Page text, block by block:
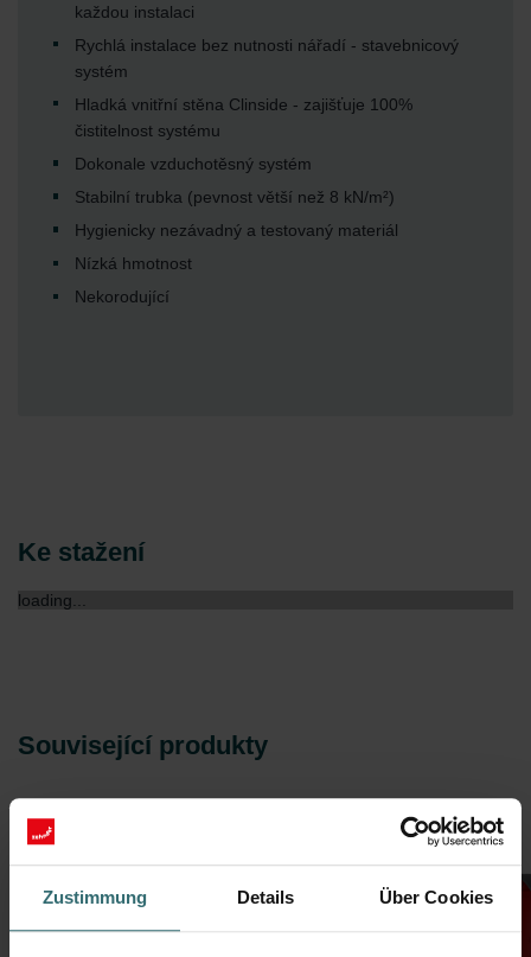
Zustimmung Details Über Cookies
každou instalaci
Rychlá instalace bez nutnosti nářadí - stavebnicový
systém
Hladká vnitřní stěna Clinside - zajišťuje 100%
čistitelnost systému
Dokonale vzduchotěsný systém
Stabilní trubka (pevnost větší než 8 kN/m²)
Hygienicky nezávadný a testovaný materiál
Nízká hmotnost
Nekorodující
Ke stažení
loading...
Související produkty